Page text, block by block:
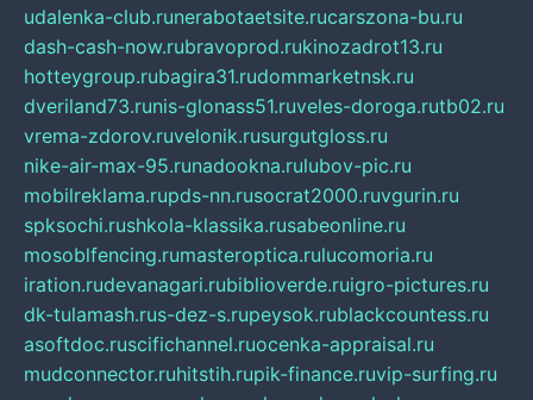
udalenka-club.runerabotaetsite.rucarszona-bu.ru
dash-cash-now.rubravoprod.rukinozadrot13.ru
hotteygroup.rubagira31.rudommarketnsk.ru
dveriland73.runis-glonass51.ruveles-doroga.rutb02.ru
vrema-zdorov.ruvelonik.rusurgutgloss.ru
nike-air-max-95.runadookna.rulubov-pic.ru
mobilreklama.rupds-nn.rusocrat2000.ruvgurin.ru
spksochi.rushkola-klassika.rusabeonline.ru
mosoblfencing.rumasteroptica.rulucomoria.ru
iration.rudevanagari.rubiblioverde.ruigro-pictures.ru
dk-tulamash.rus-dez-s.rupeysok.rublackcountess.ru
asoftdoc.ruscifichannel.ruocenka-appraisal.ru
mudconnector.ruhitstih.rupik-finance.ruvip-surfing.ru